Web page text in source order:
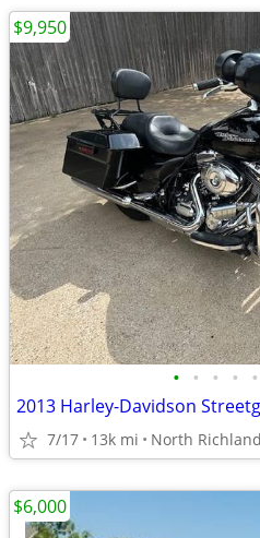
• • • • •
2013 Harley-Davidson
7/17 13k mi North
$9,950
$6,000